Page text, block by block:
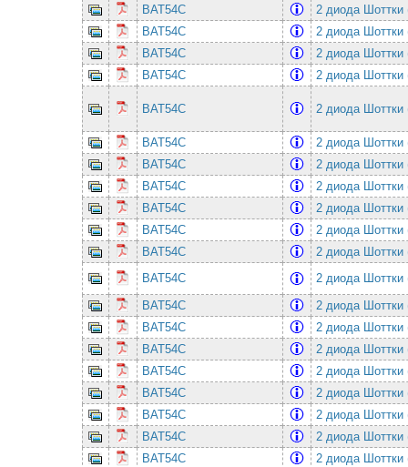
BAT54C
2 диода
BAT54C
2 диода
BAT54C
2 диода
BAT54C
2 диода
BAT54C 2 диода
BAT54C
2 диода
BAT54C
2 диода
BAT54C
2 диода
BAT54C
2 диода
BAT54C
2 диода
BAT54C
2 диода
BAT54C
2 диода
BAT54C
2 диода
BAT54C
2 диода
BAT54C
2 диода
BAT54C
2 диода
BAT54C
2 диода
BAT54C
2 диода
BAT54C
2 диода
BAT54C
2 диода